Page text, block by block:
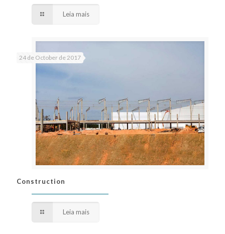
Leia mais
24 de October de 2017
Construction
Leia mais